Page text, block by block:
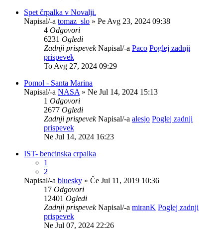
Spet črpalka v Novalji.
Napisal/-a tomaz_slo » Pe Avg 23, 2024 09:38
4 Odgovori
6231 Ogledi
Zadnji prispevekNapisal/-a Paco Poglej zadnji
prispevek
To Avg 27, 2024 09:29
Pomol - Santa Marina
Napisal/-a NASA » Ne Jul 14, 2024 15:13
1 Odgovori
2677 Ogledi
Zadnji prispevekNapisal/-a alesjo Poglej zadnji
prispevek
Ne Jul 14, 2024 16:23
IST- bencinska crpalka
1
2
Napisal/-a bluesky » Če Jul 11, 2019 10:36
17 Odgovori
12401 Ogledi
Zadnji prispevekNapisal/-a miranK Poglej zadnji
prispevek
Ne Jul 07, 2024 22:26